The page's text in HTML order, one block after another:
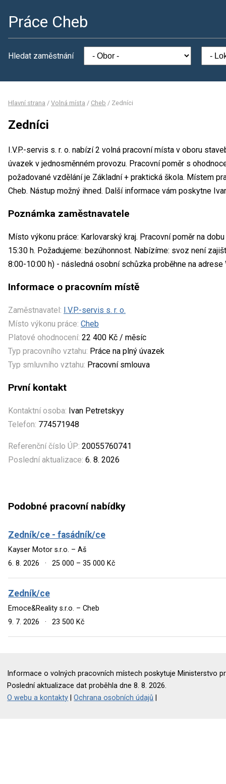
Práce Cheb
Hledat zaměstnání
Hlavní strana / Volná místa / Cheb / Zedníci
Zedníci
I.V.P.-servis s. r. o. nabízí 2 volná pracovní místa v oboru
úvazek v jednosměnném provozu. Pracovní poměr s
požadované vzdělání je Základní + praktická škola. Místem
Cheb. Nástup možný ihned. Další informace vám poskytne
Poznámka zaměstnavatele
Místo výkonu práce: Karlovarský kraj. Pracovní poměr na
15:30 h. Požadujeme: bezúhonnost. Nabízíme: svoz není
8:00-10:00 h) - následná osobní schůzka proběhne na
Informace o pracovním místě
Zaměstnavatel: I.V.P.-servis s. r. o.
Místo výkonu práce: Cheb
Platové ohodnocení: 22 400 Kč / měsíc
Typ pracovního vztahu: Práce na plný úvazek
Typ smluvního vztahu: Pracovní smlouva
První kontakt
Kontaktní osoba: Ivan Petretskyy
Telefon: 774571948
Referenční číslo ÚP: 20055760741
Poslední aktualizace: 6. 8. 2026
Podobné pracovní nabídky
Zedník/ce - fasádník/ce
Kayser Motor s.r.o. – Aš
6. 8. 2026
· 25 000 – 35 000 Kč
Zedník/ce
Emoce&Reality s.r.o. – Cheb
9. 7. 2026
· 23 500 Kč
Informace o volných pracovních místech poskytuje Ministerstvo
Poslední aktualizace dat proběhla dne 8. 8. 2026.
O webu a kontakty |Ochrana osobních údajů